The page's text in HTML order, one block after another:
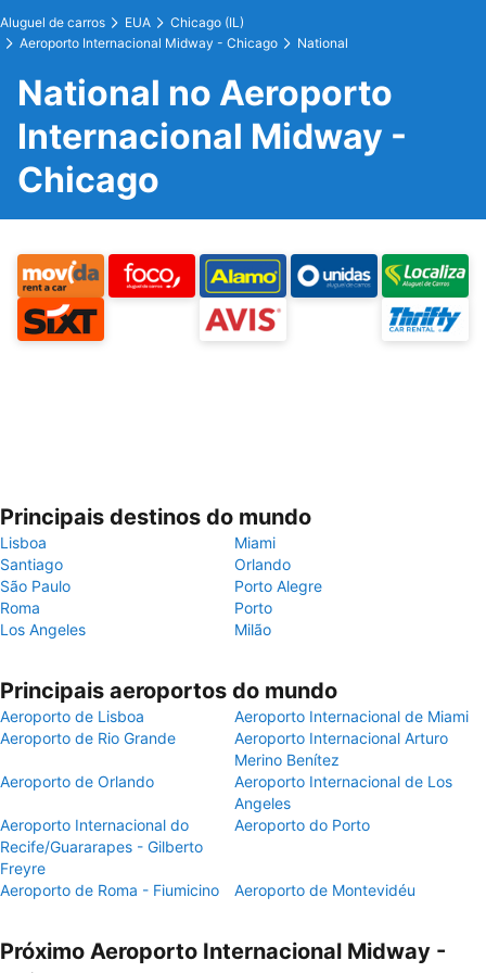
Aluguel de carros EUA
Chicago (IL)
Aeroporto Internacional Midway - Chicago
National
National no Aeroporto
Internacional Midway -
Chicago
Principais destinos do mundo
Lisboa
Miami
Santiago
Orlando
São Paulo
Porto Alegre
Roma
Porto
Los Angeles
Milão
Principais aeroportos do mundo
Aeroporto de Lisboa
Aeroporto Internacional de Miami
Aeroporto de Rio Grande
Aeroporto Internacional Arturo
Merino Benítez
Aeroporto de Orlando
Aeroporto Internacional de Los
Angeles
Aeroporto Internacional do
Recife/Guararapes - Gilberto
Freyre
Aeroporto do Porto
Aeroporto de Roma - Fiumicino Aeroporto de Montevidéu
Próximo Aeroporto Internacional Midway -